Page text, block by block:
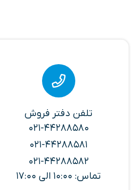
تلفن دفتر فروش
021-44288580
021-44288581
021-44288582
تماس: 10:00 الی 17:00